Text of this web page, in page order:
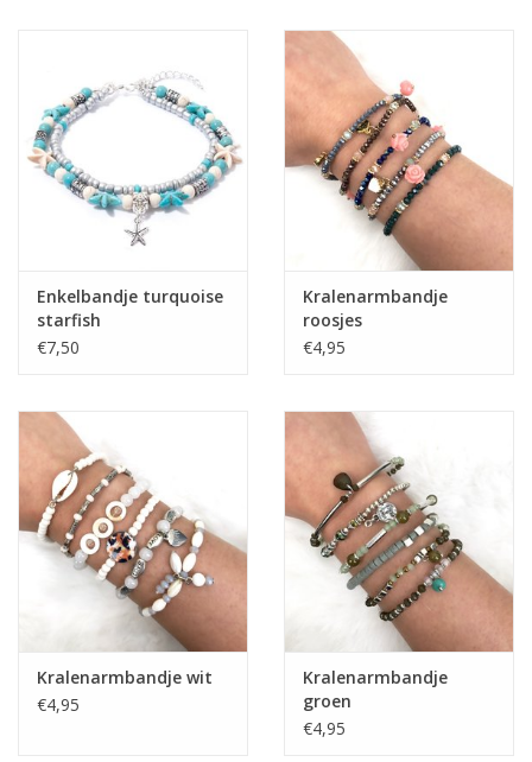
Enkelbandje turquoise
starfish
€7,50
Kralenarmbandje
roosjes
€4,95
Kralenarmbandje wit
€4,95
Kralenarmbandje
groen
€4,95